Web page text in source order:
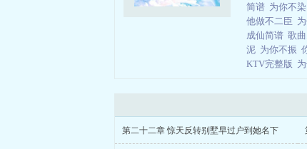
简谱 为你不染
他做不二臣
成仙简谱 歌
泥 为你不振
KTV完整版
第二十二章 惊天反转别墅早过户到她名下